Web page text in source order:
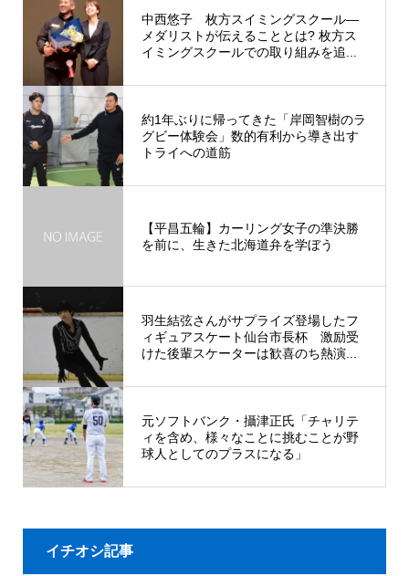
中西悠子 枚方スイミングスクール―
メダリストが伝えることとは? 枚方ス
イミングスクールでの取り組みを追...
約1年ぶりに帰ってきた「岸岡智樹のラ
グビー体験会」数的有利から導き出す
トライへの道筋
【平昌五輪】カーリング女子の準決勝
を前に、生きた北海道弁を学ぼう
羽生結弦さんがサプライズ登場したフ
ィギュアスケート仙台市長杯 激励受
けた後輩スケーターは歓喜のち熱演...
元ソフトバンク・攝津正氏「チャリテ
ィを含め、様々なことに挑むことが野
球人としてのプラスになる」
イチオシ記事